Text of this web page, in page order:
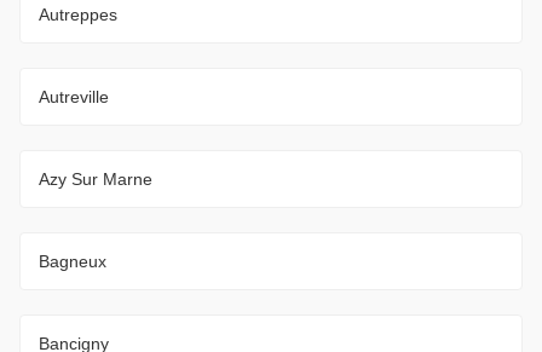
Autreppes
Autreville
Azy Sur Marne
Bagneux
Bancigny